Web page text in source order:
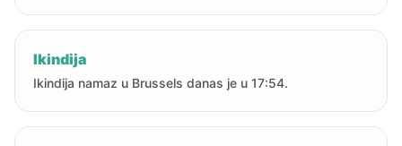
Ikindija
Ikindija namaz u Brussels danas je u 17:54.